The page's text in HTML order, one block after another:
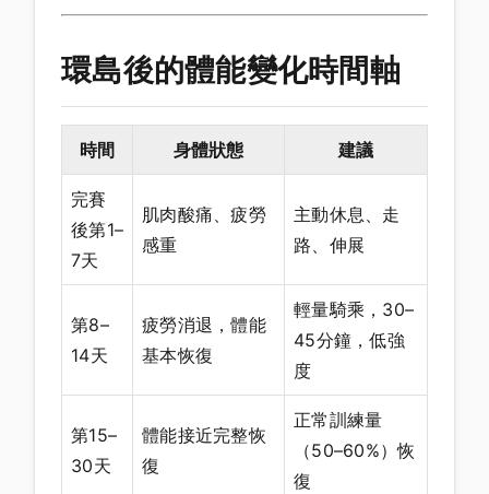
環島後的體能變化時間軸
時間 身體狀態 建議
完賽
後第1–
7天
肌肉酸痛、疲勞
感重
主動休息、走
路、伸展
第8–
14天
疲勞消退，體能
基本恢復
輕量騎乘，30–
45分鐘，低強
度
第15–
30天
體能接近完整恢
復
正常訓練量
（50–60%）恢
復